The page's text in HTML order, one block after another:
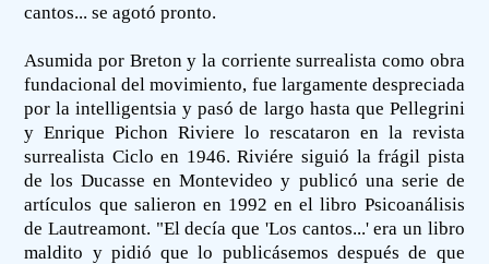
cantos... se agotó pronto.
Asumida por Breton y la corriente surrealista como obra
fundacional del movimiento, fue largamente despreciada
por la intelligentsia y pasó de largo hasta que Pellegrini
y Enrique Pichon Riviere lo rescataron en la revista
surrealista Ciclo en 1946. Riviére siguió la frágil pista
de los Ducasse en Montevideo y publicó una serie de
artículos que salieron en 1992 en el libro Psicoanálisis
de Lautreamont. "El decía que 'Los cantos...' era un libro
maldito y pidió que lo publicásemos después de que